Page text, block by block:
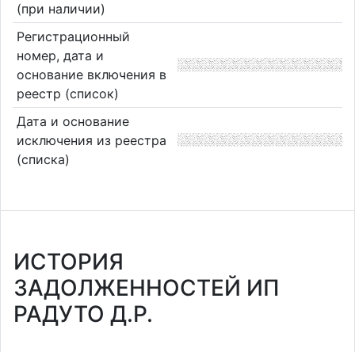
(при наличии)
Регистрационный
номер, дата и
основание включения в
реестр (список)
Дата и основание
исключения из реестра
(списка)
ИСТОРИЯ
ЗАДОЛЖЕННОСТЕЙ ИП
РАДУТО Д.Р.